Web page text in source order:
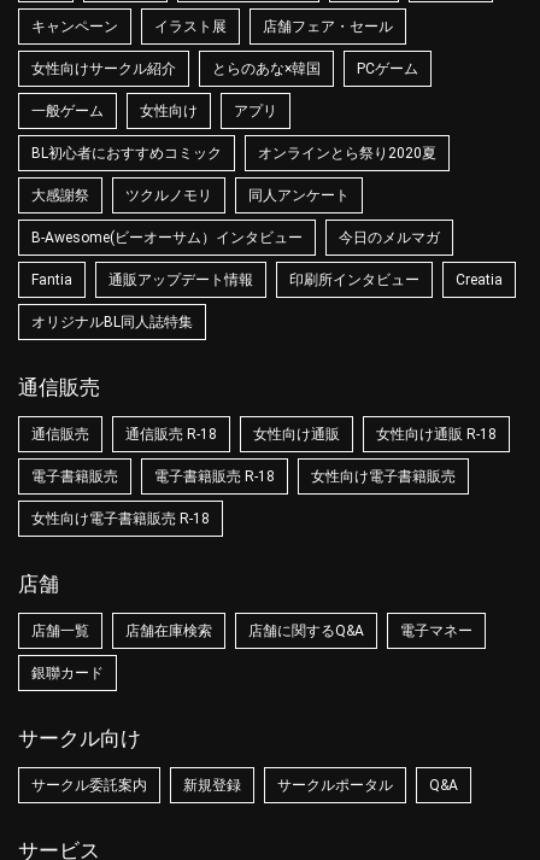
キャンペーン イラスト展 店舗フェア・セール
女性向けサークル紹介 とらのあな×韓国 PCゲーム
一般ゲーム 女性向け アプリ
BL初心者におすすめコミック オンラインとら祭り2020夏
大感謝祭 ツクルノモリ 同人アンケート
B-Awesome(ビーオーサム）インタビュー 今日のメルマガ
Fantia 通販アップデート情報 印刷所インタビュー Creatia
オリジナルBL同人誌特集
通信販売
通信販売 通信販売 R-18 女性向け通販 女性向け通販 R-18
電子書籍販売 電子書籍販売 R-18 女性向け電子書籍販売
女性向け電子書籍販売 R-18
店舗
店舗一覧 店舗在庫検索 店舗に関するQ&A 電子マネー
銀聯カード
サークル向け
サークル委託案内 新規登録 サークルポータル Q&A
サービス